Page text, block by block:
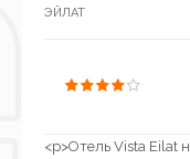
ЭЙЛАТ
<p>Отель Vista Eilat